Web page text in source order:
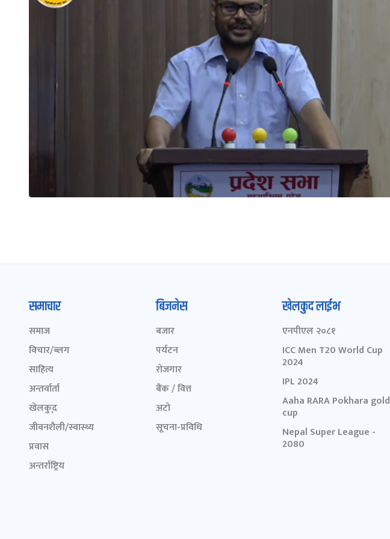
समाचार
समाज
विचार/ब्लग
साहित्य
अन्तर्वार्ता
खेलकुद़़
जीवनशैली/स्वास्थ्य
प्रवास
अन्तर्राष्ट्रिय
बिजनेस
बजार
पर्यटन
रोजगार
बैंक / वित्त
अटो
सूचना-प्रविधि
खेलकुद लाईभ
एनपीएल २०८१
ICC Men T20 World Cup
2024
IPL 2024
Aaha RARA Pokhara gold
cup
Nepal Super League -
2080